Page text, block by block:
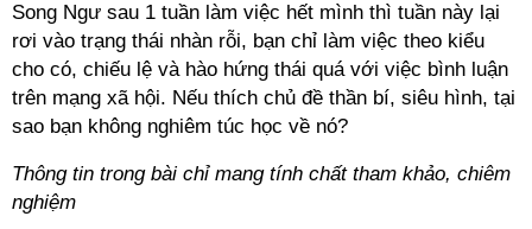
Song Ngư sau 1 tuần làm việc hết mình thì tuần này lại
rơi vào trạng thái nhàn rỗi, bạn chỉ làm việc theo kiểu
cho có, chiếu lệ và hào hứng thái quá với việc bình luận
trên mạng xã hội. Nếu thích chủ đề thần bí, siêu hình, tại
sao bạn không nghiêm túc học về nó?
Thông tin trong bài chỉ mang tính chất tham khảo, chiêm
nghiệm